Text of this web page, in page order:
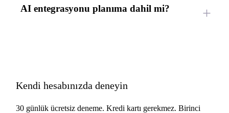
AI entegrasyonu planıma dahil mi?
Kendi hesabınızda deneyin
30 günlük ücretsiz deneme. Kredi kartı gerekmez. Birinci